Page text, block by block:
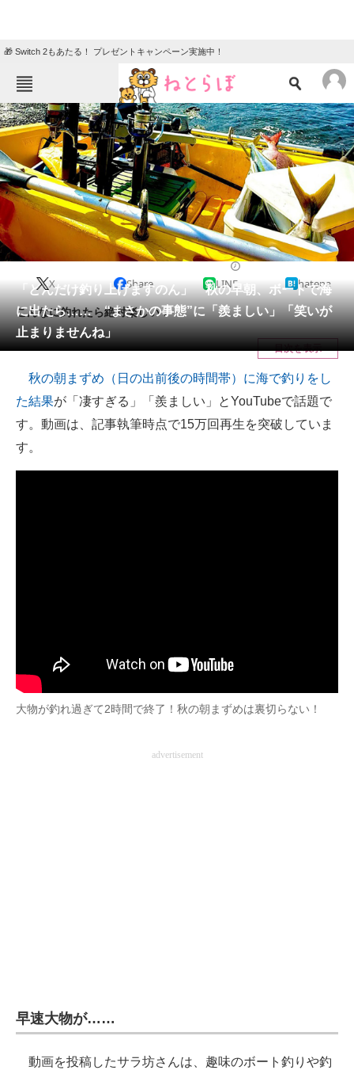
🎁 Switch 2もあたる！ プレゼントキャンペーン実施中！
ねとらぼメニュー
TOP ニュース
エンタメ クイズ
グルメ 地域
住まい 教育・育児
動物 リサーチ
会員記事
メディア
注目記事を集めた総合ページ
ITの今と未来を見通す
スマホと通信の最新トレンド
マーケ×ITの今がよく分かる
ITエンジニア向け専門サイト
「どんだけ釣り上げますのん」 秋の早朝、ボートで海
に出たら…… “まさかの事態”に「羨ましい」「笑いが
止まりませんね」
X Share LINE hatena
こんなに釣れたら絶対楽しい！
目次を表示
秋の朝まずめ（日の出前後の時間帯）に海で釣りをし
た結果が「凄すぎる」「羨ましい」とYouTubeで話題で
す。動画は、記事執筆時点で15万回再生を突破していま
す。
大物が釣れ過ぎて2時間で終了！秋の朝まずめは裏切らない！
advertisement
早速大物が……
動画を投稿したサラ坊さんは、趣味のボート釣りや釣